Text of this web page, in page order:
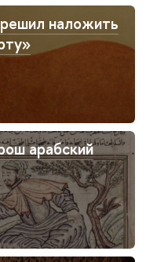
наложить
арабский